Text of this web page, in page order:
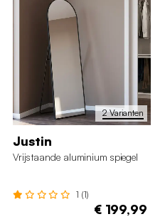
2 Varianten
Justin
Vrijstaande aluminium spiegel
1 (1)
€ 199,99